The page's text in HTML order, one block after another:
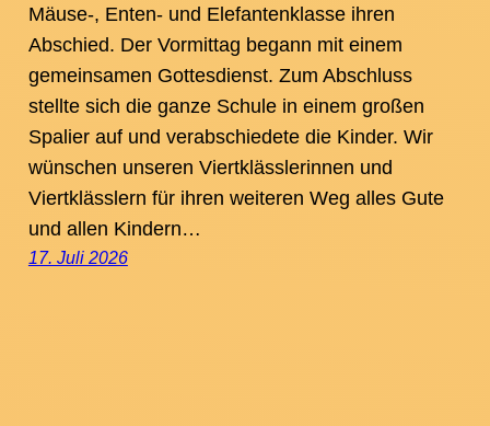
Mäuse-, Enten- und Elefantenklasse ihren
Abschied. Der Vormittag begann mit einem
gemeinsamen Gottesdienst. Zum Abschluss
stellte sich die ganze Schule in einem großen
Spalier auf und verabschiedete die Kinder. Wir
wünschen unseren Viertklässlerinnen und
Viertklässlern für ihren weiteren Weg alles Gute
und allen Kindern…
17. Juli 2026